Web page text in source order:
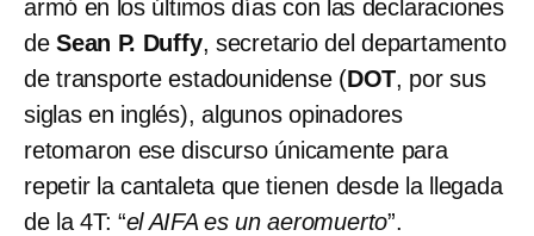
armó en los últimos días con las declaraciones
de Sean P. Duffy, secretario del departamento
de transporte estadounidense (DOT, por sus
siglas en inglés), algunos opinadores
retomaron ese discurso únicamente para
repetir la cantaleta que tienen desde la llegada
de la 4T: “el AIFA es un aeromuerto”.